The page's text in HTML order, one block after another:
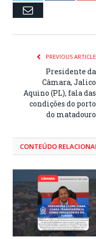
Email
PREVIOUS ARTICLE
Presidente da
Câmara, Jalico
Aquino (PL), fala das
condições do porto
do matadouro
CONTEÚDO